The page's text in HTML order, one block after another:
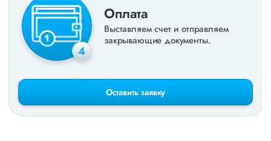
4
Оплата
Выставляем счет и отправляем
закрывающие документы.
Оставить заявку